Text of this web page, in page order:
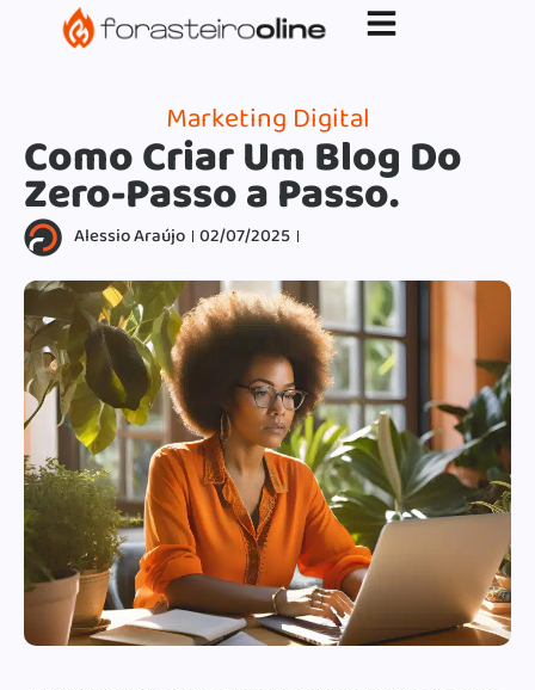
G-XVBZZCFH00pub-5970489886047746AW-
17954400846.
Marketing Digital
Como Criar Um Blog Do
Zero-Passo a Passo.
Alessio Araújo 02/07/2025